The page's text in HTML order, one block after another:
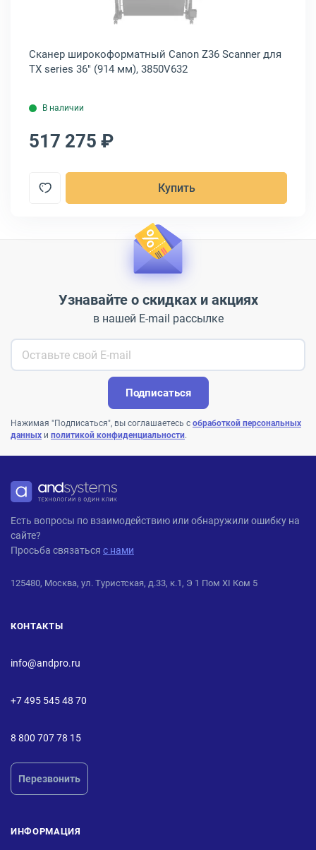
Сканер широкоформатный Canon Z36 Scanner для
TX series 36" (914 мм), 3850V632
В наличии
517 275 ₽
Купить
Узнавайте о скидках и акциях
в нашей E-mail рассылке
Подписаться
Нажимая "Подписаться", вы соглашаетесь с обработкой персональных
данных и политикой конфиденциальности.
ANDPRO
Есть вопросы по взаимодействию или обнаружили ошибку на
сайте?
Просьба связаться с нами
125480, Москва, ул. Туристская, д.33, к.1, Э 1 Пом XI Ком 5
КОНТАКТЫ
info@andpro.ru
+7 495 545 48 70
8 800 707 78 15
Перезвонить
ИНФОРМАЦИЯ